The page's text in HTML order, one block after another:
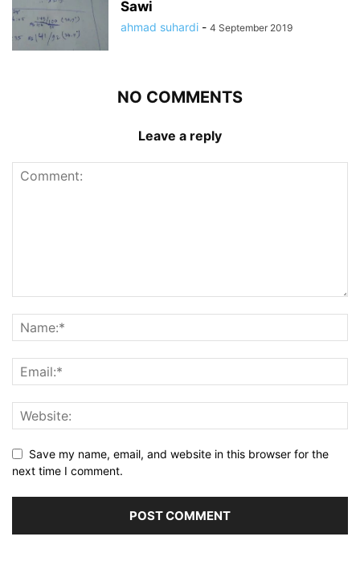
Sawi
ahmad suhardi - 4 September 2019
NO COMMENTS
Leave a reply
Save my name, email, and website in this browser for the
next time I comment.